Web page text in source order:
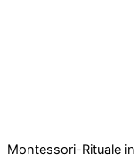
Montessori-Rituale